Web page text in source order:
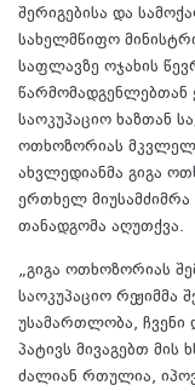
შერიგებისა და
სახელმწიფო
საფლავზე ოჯახის
საოკუპაციო ხაზთან
ოთხოზორიას
ახვლედიანმა გიგა
ერთხელ
თანადგომა აღუთქვა.
„გიგა ოთხოზორიას
საოკუპაციო რეჟიმმა
უსამართლობა, ჩვენი
პატივს მივაგებთ მის
ძალიან რთულია,